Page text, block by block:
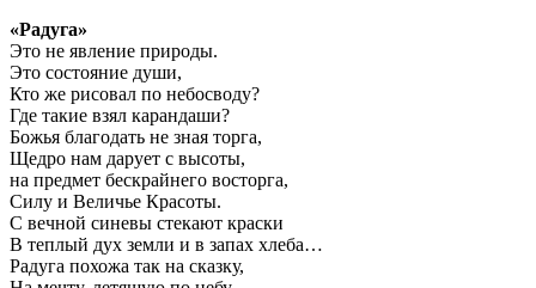
«Радуга»
Это не явление природы.
Это состояние души,
Кто же рисовал по небосводу?
Где такие взял карандаши?
Божья благодать не зная торга,
Щедро нам дарует с высоты,
на предмет бескрайнего восторга,
Силу и Величье Красоты.
С вечной синевы стекают краски
В теплый дух земли и в запах хлеба…
Радуга похожа так на сказку,